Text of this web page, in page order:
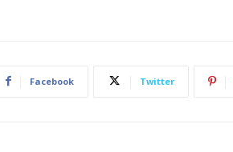
Facebook Twitter